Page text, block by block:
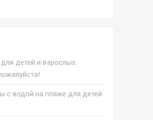
детей и взрослых.
с водой на пляже для детей